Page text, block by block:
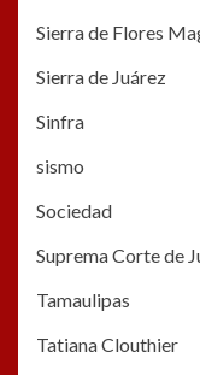
Sierra de Flores
Sierra de Juárez
Sinfra
sismo
Sociedad
Suprema Corte de
Tamaulipas
Tatiana Clouthier